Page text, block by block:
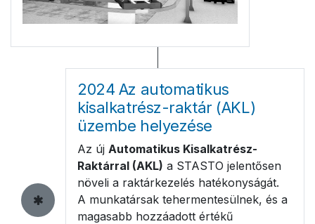
2024 Az automatikus
kisalkatrész-raktár (AKL)
üzembe helyezése
Az új Automatikus Kisalkatrész-
Raktárral (AKL) a STASTO jelentősen
növeli a raktárkezelés hatékonyságát.
A munkatársak tehermentesülnek, és a
magasabb hozzáadott értékű